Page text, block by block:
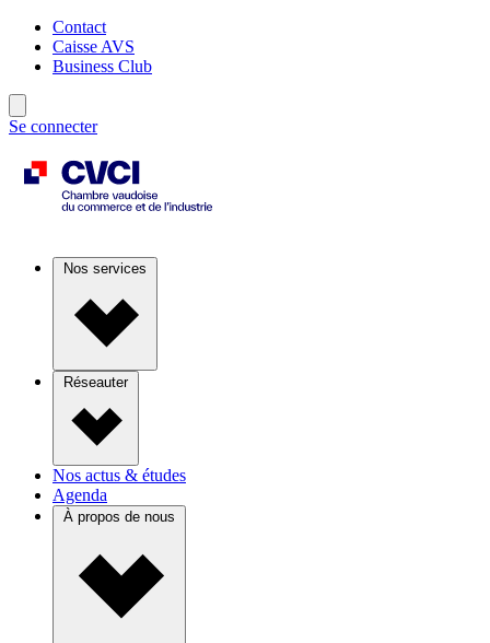
Contact
Caisse AVS
Business Club
Se connecter
Nos services
Réseauter
Nos actus & études
Agenda
À propos de nous